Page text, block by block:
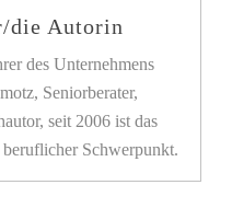
die Autorin
des Unternehmens
Seniorberater,
seit 2006 ist das
Schwerpunkt.